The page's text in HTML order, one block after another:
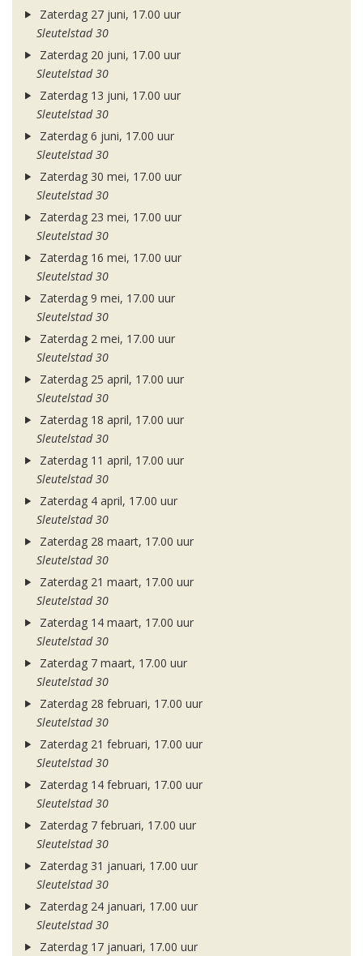
Zaterdag 27 juni, 17.00 uur
Sleutelstad 30
Zaterdag 20 juni, 17.00 uur
Sleutelstad 30
Zaterdag 13 juni, 17.00 uur
Sleutelstad 30
Zaterdag 6 juni, 17.00 uur
Sleutelstad 30
Zaterdag 30 mei, 17.00 uur
Sleutelstad 30
Zaterdag 23 mei, 17.00 uur
Sleutelstad 30
Zaterdag 16 mei, 17.00 uur
Sleutelstad 30
Zaterdag 9 mei, 17.00 uur
Sleutelstad 30
Zaterdag 2 mei, 17.00 uur
Sleutelstad 30
Zaterdag 25 april, 17.00 uur
Sleutelstad 30
Zaterdag 18 april, 17.00 uur
Sleutelstad 30
Zaterdag 11 april, 17.00 uur
Sleutelstad 30
Zaterdag 4 april, 17.00 uur
Sleutelstad 30
Zaterdag 28 maart, 17.00 uur
Sleutelstad 30
Zaterdag 21 maart, 17.00 uur
Sleutelstad 30
Zaterdag 14 maart, 17.00 uur
Sleutelstad 30
Zaterdag 7 maart, 17.00 uur
Sleutelstad 30
Zaterdag 28 februari, 17.00 uur
Sleutelstad 30
Zaterdag 21 februari, 17.00 uur
Sleutelstad 30
Zaterdag 14 februari, 17.00 uur
Sleutelstad 30
Zaterdag 7 februari, 17.00 uur
Sleutelstad 30
Zaterdag 31 januari, 17.00 uur
Sleutelstad 30
Zaterdag 24 januari, 17.00 uur
Sleutelstad 30
Zaterdag 17 januari, 17.00 uur